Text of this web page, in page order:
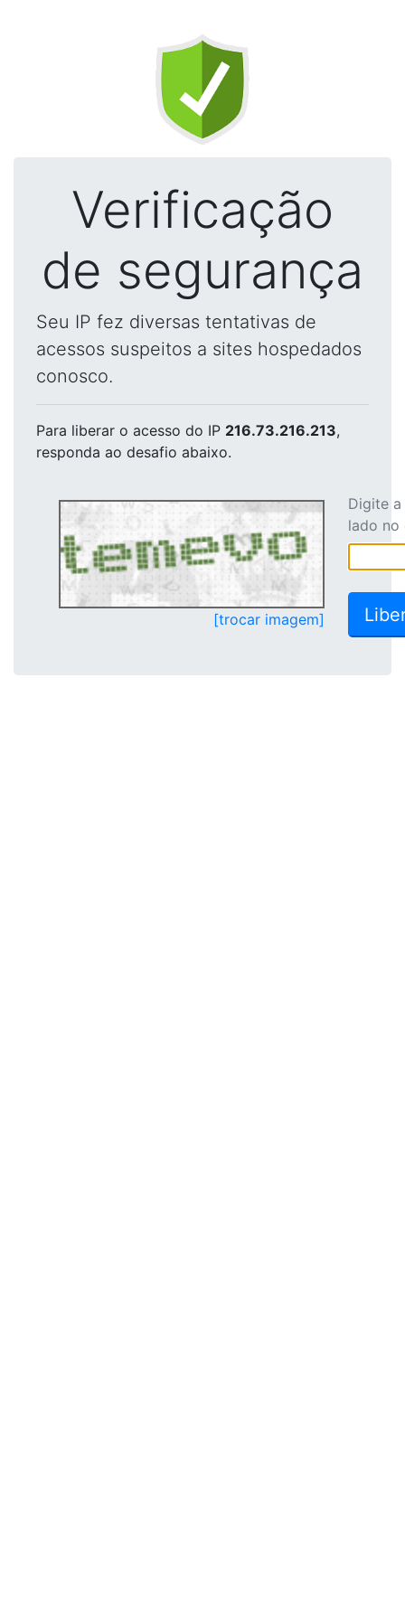
Verificação
de segurança
Seu IP fez diversas tentativas de
acessos suspeitos a sites hospedados
conosco.
Para liberar o acesso do IP 216.73.216.213,
responda ao desafio abaixo.
[trocar imagem]
Digite
lado no